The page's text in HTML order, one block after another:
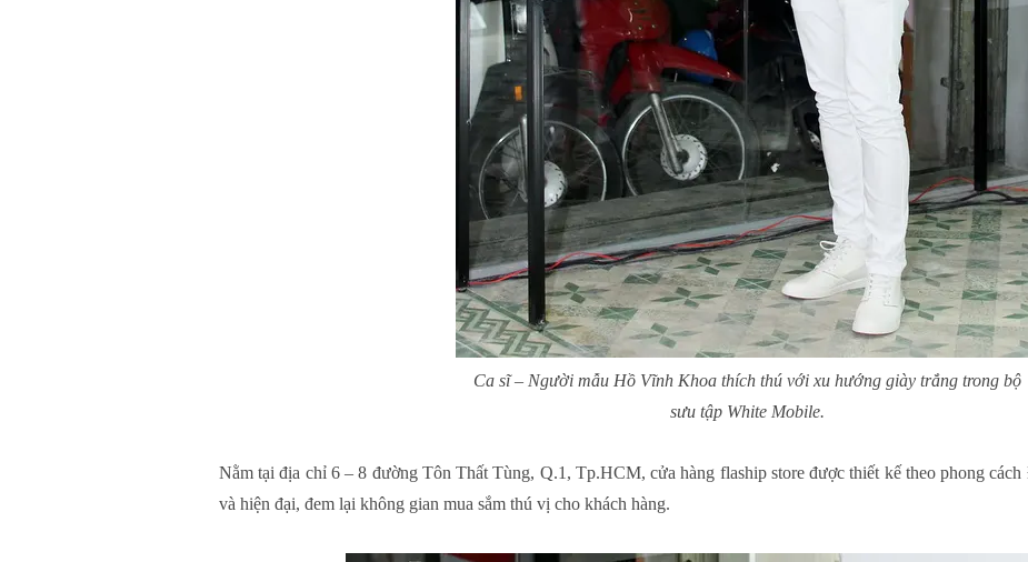
Ca sĩ – Người mẫu Hồ Vĩnh Khoa thích thú với xu hướng giày trắng trong bộ
sưu tập White Mobile.
Nằm tại địa chỉ 6 – 8 đường Tôn Thất Tùng, Q.1, Tp.HCM, cửa hàng flaship store được thiết kế theo phong
và hiện đại, đem lại không gian mua sắm thú vị cho khách hàng.